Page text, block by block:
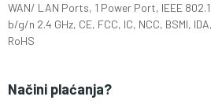
WAN/ LAN Ports, 1 Power Port, IEEE
b/g/n 2.4 GHz, CE, FCC, IC, NCC, BSMI,
RoHS
Načini plaćanja?